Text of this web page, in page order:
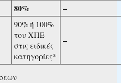
80% –
90% ή 100%
του ΧΠΕ
στις ειδικές
κατηγορίες*
–